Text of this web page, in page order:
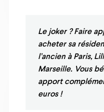
Le joker ? Faire
acheter sa
l’ancien à Paris,
Marseille. Vous
apport
euros !